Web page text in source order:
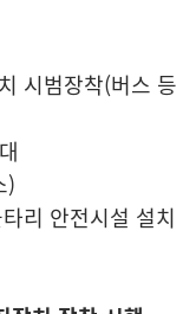
시범장착(버스 등
)
리 안전시설 설치